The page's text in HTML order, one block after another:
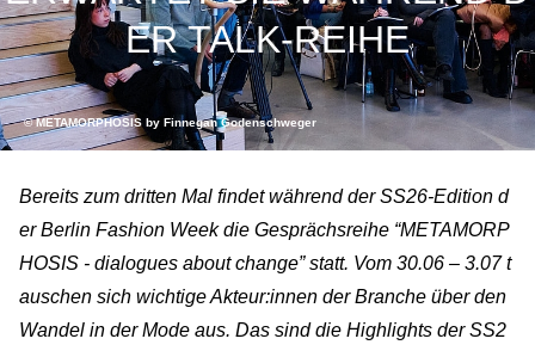
ER TALK-REIHE
© METAMORPHOSIS by Finnegan Godenschweger
Bereits zum dritten Mal findet während der SS26-Edition d
er Berlin Fashion Week die Gesprächsreihe “METAMORP
HOSIS - dialogues about change” statt. Vom 30.06 – 3.07 t
auschen sich wichtige Akteur:innen der Branche über den
Wandel in der Mode aus. Das sind die Highlights der SS2